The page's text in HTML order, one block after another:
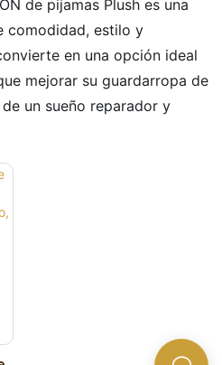
de pijamas Plush es una
comodidad, estilo y
en una opción ideal
mejorar su guardarropa de
un sueño reparador y